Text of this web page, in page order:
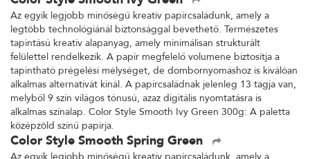
Az egyik legjobb minőségű kreatív papírcsaládunk, amely a
legtöbb technológiánál biztonsággal bevethető. Természetes
tapintású kreatív alapanyag, amely minimálisan strukturált
felülettel rendelkezik. A papír megfelelő volumene biztosítja a
tapintható prégelési mélységet, de dombornyomáshoz is kiválóan
alkalmas alternatívát kínál. A papírcsaládnak jelenleg 13 tagja van,
melyből 9 szín világos tónusú, azaz digitális nyomtatásra is
alkalmas színalap. Color Style Smooth Ivy Green 300g: A paletta
középzöld színű papírja.
Color Style Smooth Spring Green